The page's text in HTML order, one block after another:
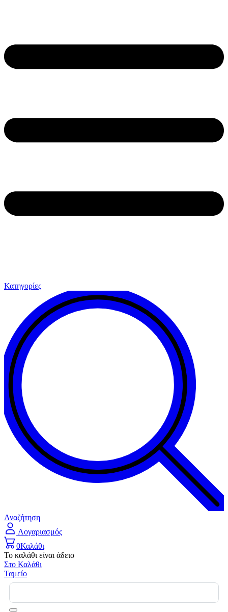
Κατηγορίες
Αναζήτηση
Λογαριασμός
0Καλάθι
Το καλάθι είναι άδειο
Στο Καλάθι
Ταμείο